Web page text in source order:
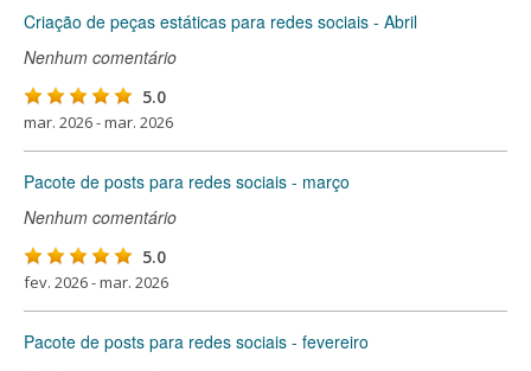
Criação de peças estáticas para redes sociais - Abril
Nenhum comentário
5.0
mar. 2026 - mar. 2026
Pacote de posts para redes sociais - março
Nenhum comentário
5.0
fev. 2026 - mar. 2026
Pacote de posts para redes sociais - fevereiro